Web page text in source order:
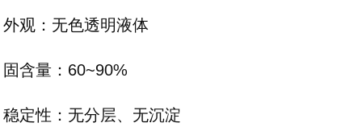
外观：无色透明液体
固含量：60~90%
稳定性：无分层、无沉淀